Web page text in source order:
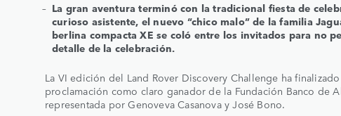
La gran aventura terminó con la tradicional fiesta de
curioso asistente, el nuevo “chico malo” de la familia
berlina compacta XE se coló entre los invitados para no
detalle de la celebración.
La VI edición del Land Rover Discovery Challenge ha
proclamación como claro ganador de la Fundación Banco de
representada por Genoveva Casanova y José Bono.